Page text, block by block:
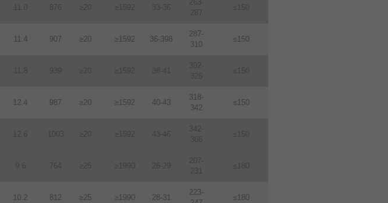
11.0 876 ≥20 ≥1592 33-36
263-
287
≤150
11.4 907 ≥20 ≥1592 36-398
287-
310
≤150
11.8 939 ≥20 ≥1592 38-41
302-
326
≤150
12.4 987 ≥20 ≥1592 40-43
318-
342
≤150
12.6 1003 ≥20 ≥1592 43-46
342-
366
≤150
9.6 764 ≥25 ≥1990 26-29
207-
231
≤180
10.2 812 ≥25 ≥1990 28-31
223-
≤180